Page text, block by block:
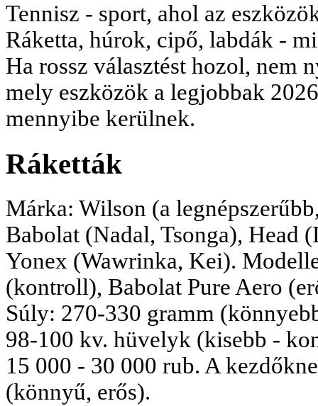
Tennisz - sport, ahol az
Ráketta, húrok, cipő, labdák -
Ha rossz választést hozol, nem
mely eszközök a legjobbak
mennyibe kerülnek.
Ráketták
Márka: Wilson (a
Babolat (Nadal, Tsonga), Head
Yonex (Wawrinka, Kei).
(kontroll), Babolat Pure Aero
Súly: 270-330 gramm
98-100 kv. hüvelyk (kisebb -
15 000 - 30 000 rub. A
(könnyű, erős).